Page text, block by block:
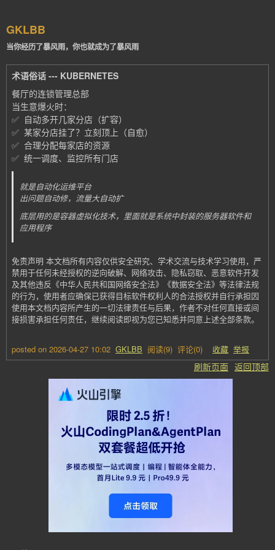
GKLBB
当你经历了暴风雨，你也就成为了暴风雨
术语俗话 --- KUBERNETES
餐厅的连锁管理总部
✅ 统一调度、监控所有门店
就是自动化运维平台
出问题自动修，流量大自动扩
底层用的是容器虚拟化技术，里面就是系统中封装的服务器软件和
应用程序
免责声明 本文档所有内容仅供安全研究、学术交流与技术学习使用，严
禁用于任何未经授权的逆向破解、网络攻击、隐私窃取、恶意软件开发
及其他违反《中华人民共和国网络安全法》《数据安全法》等法律法规
的行为，使用者应确保已获得目标软件权利人的合法授权并自行承担因
使用本文档内容所产生的一切法律责任与后果，作者不对任何直接或间
接损害承担任何责任，继续阅读即视为您已知悉并同意上述全部条款。
posted on 2026-04-27 10:02 GKLBB 阅读(9) 评论(0) 收藏 举报
刷新页面 返回顶部